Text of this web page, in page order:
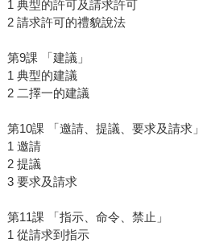
1 典型的許可及請求許可
2 請求許可的禮貌說法
第9課 「建議」
1 典型的建議
2 二擇一的建議
第10課 「邀請、提議、要求及請求」
1 邀請
2 提議
3 要求及請求
第11課 「指示、命令、禁止」
1 從請求到指示